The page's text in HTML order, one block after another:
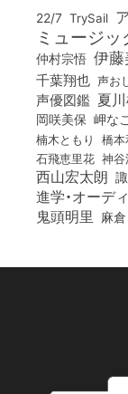
22/7 TrySail
ミュージッ
仲村宗悟 伊
千葉翔也 声お
声優図鑑 夏
岡咲美保 岬なこ
楠木ともり 橋本
石飛恵里花 神谷
西山宏太朗
進学・オーデ
鬼頭明里 麻